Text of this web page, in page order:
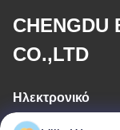
CHENGDU
CO.,LTD
Ηλεκτρονικό